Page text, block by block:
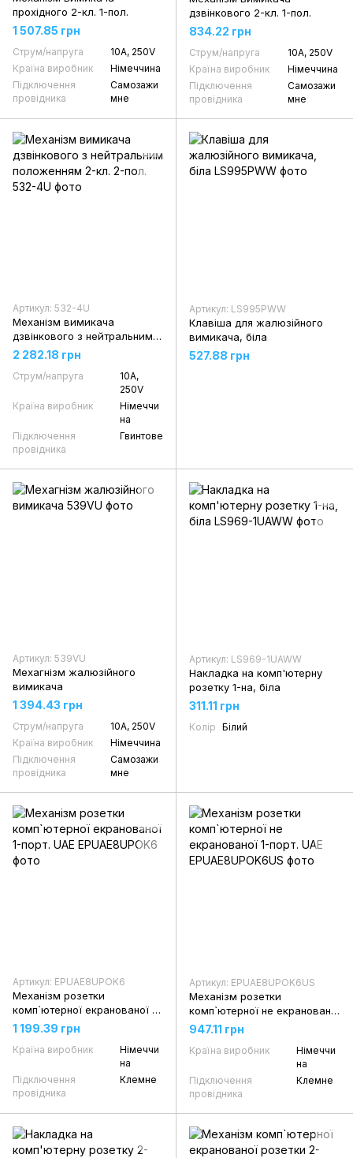
прохідного 2-кл. 1-пол.
1 507.85 грн
Струм/напруга
10А, 250V
Країна виробник
Німеччина
Підключення
провідника
Самозажи
мне
дзвінкового 2-кл. 1-пол.
834.22 грн
Струм/напруга
10А, 250V
Країна виробник
Німеччина
Підключення
провідника
Самозажи
мне
Артикул: 532-4U
Механізм вимикача
дзвінкового з нейтральним
положенням 2-кл. 2-пол.
2 282.18 грн
Струм/напруга
10А,
250V
Країна виробник
Німеччи
на
Підключення
провідника
Гвинтове
Артикул: LS995PWW
Клавіша для жалюзійного
вимикача, біла
527.88 грн
Артикул: 539VU
Мехагнізм жалюзійного
вимикача
1 394.43 грн
Струм/напруга
10А, 250V
Країна виробник
Німеччина
Підключення
провідника
Самозажи
мне
Артикул: LS969-1UAWW
Накладка на комп'ютерну
розетку 1-на, біла
311.11 грн
Колір Білий
Артикул: EPUAE8UPOK6
Механізм розетки
комп`ютерної екранованої 1-
порт. UAE
1 199.39 грн
Країна виробник
Німеччи
на
Підключення
провідника
Клемне
Артикул: EPUAE8UPOK6US
Механізм розетки
комп`ютерної не екранованої
1-порт. UAE
947.11 грн
Країна виробник
Німеччи
на
Підключення
провідника
Клемне